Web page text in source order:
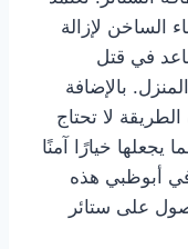
الساخن لإزالة
في قتل
بالإضافة
لا تحتاج
يجعلها خيارًا آمنًا
في أبوظبي هذه
على ستائر